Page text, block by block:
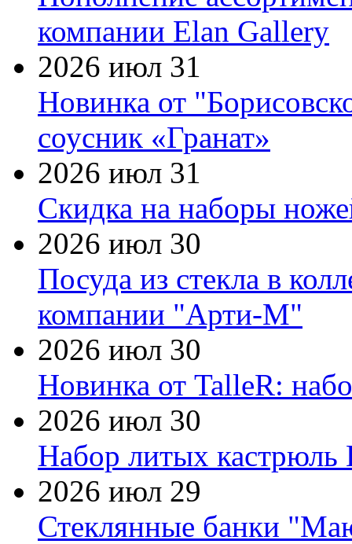
компании Elan Gallery
2026 июл 31
Новинка от
соусник «Гранат»
2026 июл 31
Скидка на наборы
2026 июл 30
Посуда из стекла в
компании "Арти-М"
2026 июл 30
Новинка от TalleR:
2026 июл 30
Набор литых кастрюль
2026 июл 29
Стеклянные банки